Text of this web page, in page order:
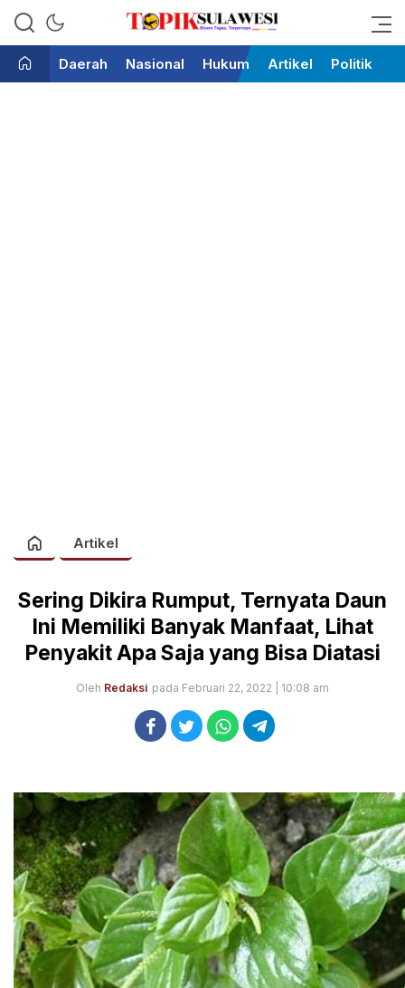
Topik Sulawesi
Bicara Tegas Terpercaya
Daerah
Nasional Hukum Artikel Politik
Artikel
Sering Dikira Rumput, Ternyata Daun
Ini Memiliki Banyak Manfaat, Lihat
Penyakit Apa Saja yang Bisa Diatasi
Oleh Redaksi pada Februari 22, 2022 | 10:08 am